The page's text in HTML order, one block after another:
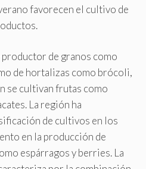
favorecen el cultivo de
de granos como
de hortalizas como brócoli,
se cultivan frutas como
La región ha
de cultivos en los
en la producción de
espárragos y berries. La